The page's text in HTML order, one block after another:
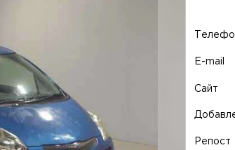
E-mail
Сайт
Репост